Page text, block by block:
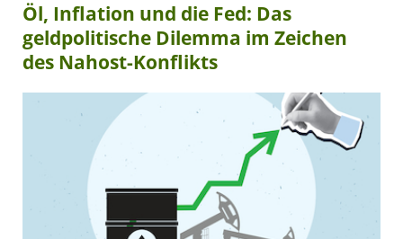
Öl, Inflation und die Fed: Das
geldpolitische Dilemma im Zeichen
des Nahost-Konflikts